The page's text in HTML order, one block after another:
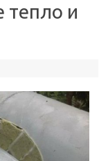
тепло и